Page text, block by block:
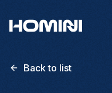
Back to list